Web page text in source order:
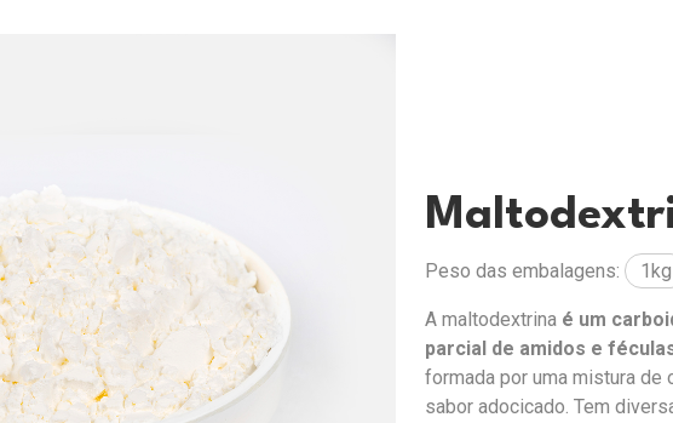
Peso das embalagens: 1kg
A maltodextrina é um
parcial de amidos e
formada por uma mistura
sabor adocicado. Tem